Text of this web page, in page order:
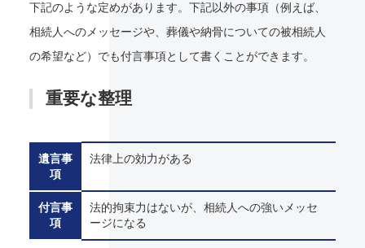
下記のような定めがあります。下記以外の事項（例えば、
相続人へのメッセージや、葬儀や納骨についての被相続人
の希望など）でも付言事項として書くことができます。
重要な整理
遺言事
項
法律上の効力がある
付言事
項
法的拘束力はないが、相続人への強いメッセ
ージになる